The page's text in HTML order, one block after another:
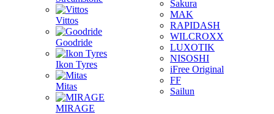
Vittos
Goodride
Ikon Tyres
Mitas
MIRAGE
Sakura
MAK
RAPIDASH
WILCROXX
LUXOTIK
NISOSHI
iFree Original
FF
Sailun